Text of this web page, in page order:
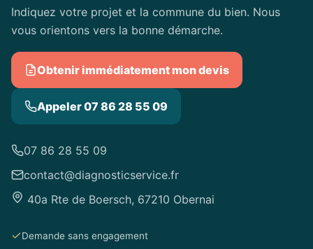
Indiquez votre projet et la commune du bien. Nous
vous orientons vers la bonne démarche.
Obtenir immédiatement mon devis
Appeler 07 86 28 55 09
07 86 28 55 09
contact@diagnosticservice.fr
40a Rte de Boersch, 67210 Obernai
Demande sans engagement